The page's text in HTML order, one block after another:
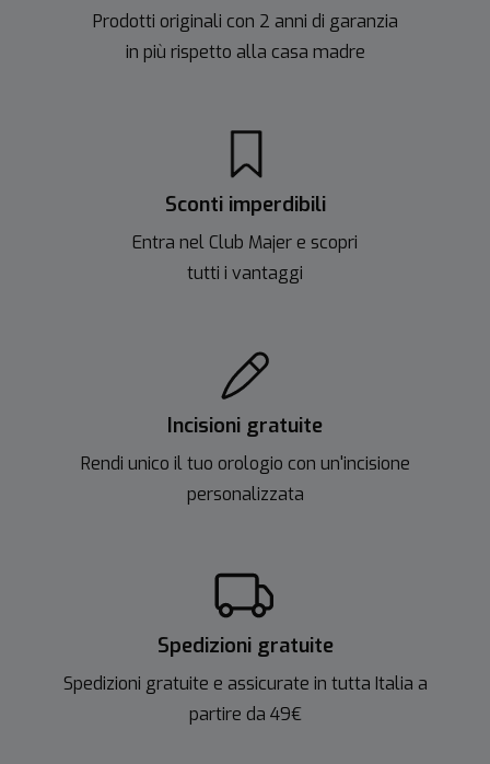
Prodotti originali con 2 anni di garanzia
in più rispetto alla casa madre
Sconti imperdibili
Entra nel Club Majer e scopri
tutti i vantaggi
Incisioni gratuite
Rendi unico il tuo orologio con un'incisione
personalizzata
Spedizioni gratuite
Spedizioni gratuite e assicurate in tutta Italia a
partire da 49€